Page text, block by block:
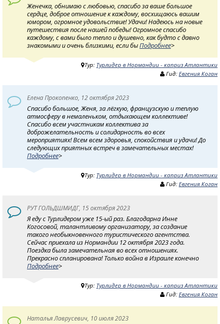
Женечка, обнимаю с любовью, спасибо за ваше большое
сердце, доброе отношение к каждому, восхищаюсь вашим
юмором, огромное удовольствие! Удачи! Надеюсь на новые
путешествия после нашей победы! Огромное спасибо
каждому, с вами было тепло и душевно, как будто с давно
знакомыми и очень близкими, если быПодробнее>
Тур: Турлидер в Нормандии - каприз Атлантики
Гид: Евгения Коган
Елена Прокопенко, 12 октября 2023
Спасибо большое, Женя, за лёгкую, французскую и теплую
атмосферу в немаленьком, отдыхающем коллективе!
Спасибо всем участникам коллектива за
доброжелательность и солидарность во всех
мероприятиях! Всем всем здоровья, спокойствия и удачи! До
следующих приятных встреч в замечательных местах!
Подробнее>
Тур: Турлидер в Нормандии - каприз Атлантики
Гид: Евгения Коган
РУТ ГОЛЬДШМИДГ, 15 октября 2023
Я еду с Турлидером уже 15-ый раз. Благодарна Инне
Когосовой, талантливому организатору, за создание
такого необыкновенного туристического агентства.
Сейчас приехала из Нормандии 12 октября 2023 года.
Поездка была замечательная во всех отношениях.
Прекрасно спланирована! Только война в Израиле конечно
Подробнее>
Тур: Турлидер в Нормандии - каприз Атлантики
Гид: Евгения Коган
Наталья Лаврусевич, 10 июля 2023